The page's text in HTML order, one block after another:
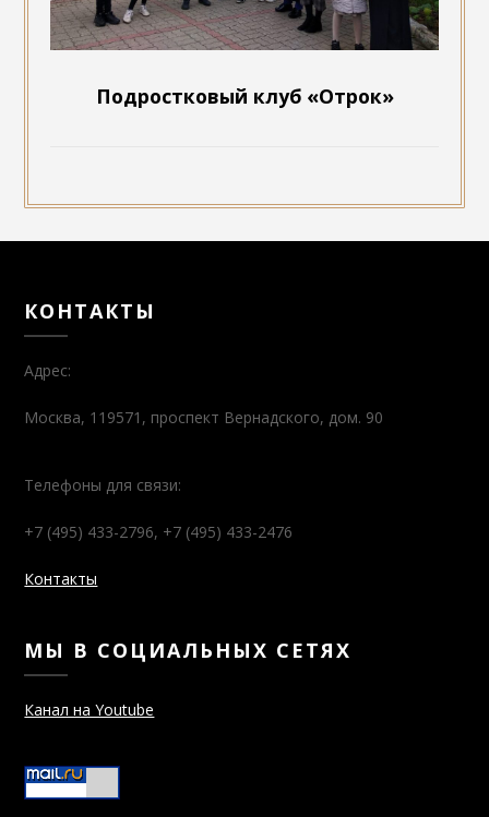
Подростковый клуб «Отрок»
КОНТАКТЫ
Адрес:
Москва, 119571, проспект Вернадского, дом. 90
Телефоны для связи:
+7 (495) 433-2796, +7 (495) 433-2476
Контакты
МЫ В СОЦИАЛЬНЫХ СЕТЯХ
Канал на Youtube